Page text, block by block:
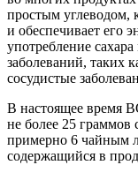
простым углеводом,
и обеспечивает его
употребление
заболеваний, таких
сосудистые
В настоящее время
не более 25 граммов
примерно 6 чайным
содержащийся в